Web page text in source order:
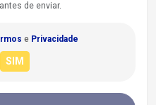
de enviar.
e Privacidade